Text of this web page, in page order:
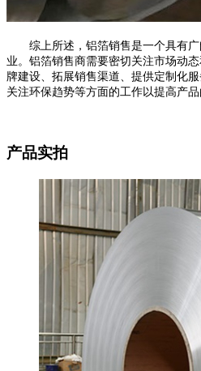
综上所述，铝箔销售是一个具有广
业。铝箔销售商需要密切关注市场动
牌建设、拓展销售渠道、提供定制化
关注环保趋势等方面的工作以提高产品
产品实拍